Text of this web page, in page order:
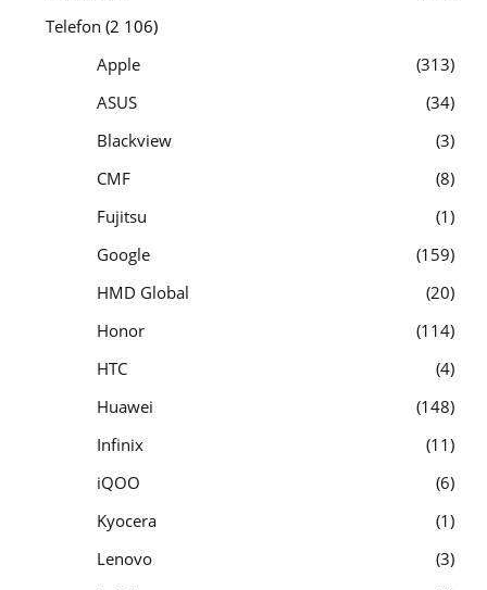
Telefon (2 106)
Apple
313
ASUS
34
Blackview
3
CMF
8
Fujitsu
1
Google
159
HMD Global
20
Honor
114
HTC
4
Huawei
148
Infinix
11
iQOO
6
Kyocera
1
Lenovo
3